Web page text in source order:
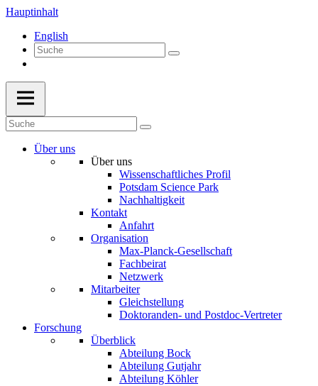
Hauptinhalt
English
Über uns
Über uns
Wissenschaftliches Profil
Potsdam Science Park
Nachhaltigkeit
Kontakt
Anfahrt
Organisation
Max-Planck-Gesellschaft
Fachbeirat
Netzwerk
Mitarbeiter
Gleichstellung
Doktoranden- und Postdoc-Vertreter
Forschung
Überblick
Abteilung Bock
Abteilung Gutjahr
Abteilung Köhler